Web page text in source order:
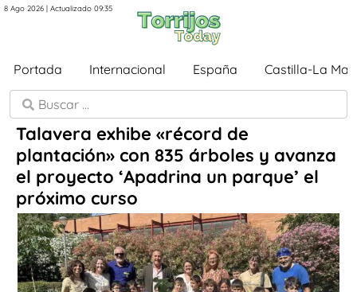
8 Ago 2026 | Actualizado 09:35
Portada Internacional España Castilla-La
Talavera exhibe «récord de
plantación» con 835 árboles y avanza
el proyecto ‘Apadrina un parque’ el
próximo curso